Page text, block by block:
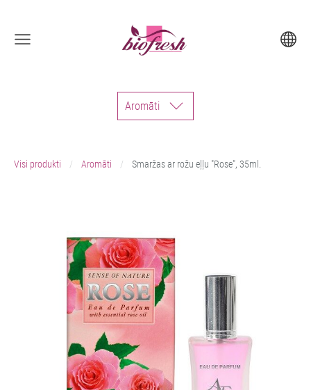
Aromāti
Visi produkti Aromāti Smaržas ar rožu eļļu "Rose", 35ml.